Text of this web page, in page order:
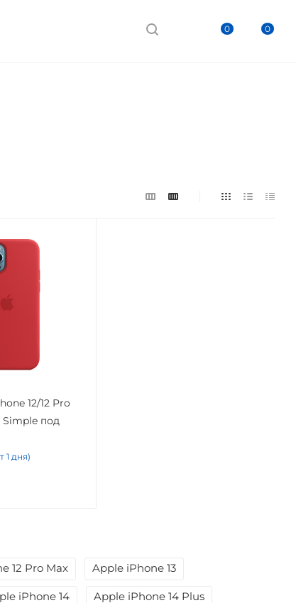
0 0
12/12 Pro
Simple под
1 дня)
12 Pro Max Apple iPhone 13
iPhone 14 Apple iPhone 14 Plus